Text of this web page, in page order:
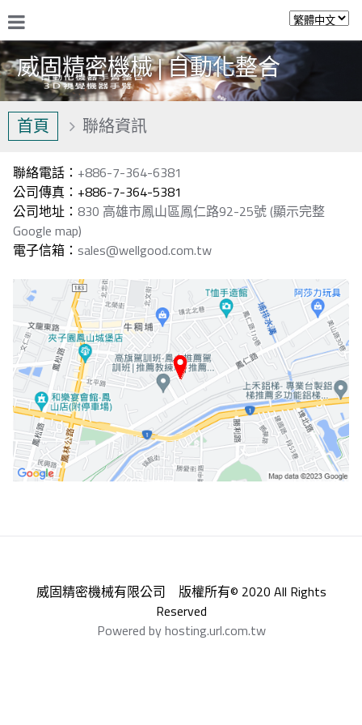
威固精密機械 | 自動化整合
首頁 聯絡資訊
聯絡電話： +886-7-364-6381
公司傳真：+886-7-364-5381
公司地址： 830 高雄市鳳山區鳳仁路92-25號 (顯示完整
Google map)
電子信箱： sales@wellgood.com.tw
威固精密機械有限公司 版權所有© 2020 All Rights
Reserved
Powered by hosting.url.com.tw